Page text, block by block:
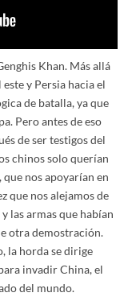
Khan. Más allá
y Persia hacia el
de batalla, ya que
Pero antes de eso
de ser testigos del
chinos solo querían
nos apoyarían en
que nos alejamos de
las armas que habían
otra demostración.
la horda se dirige
invadir China, el
del mundo.